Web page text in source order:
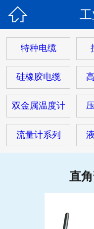

特种电缆
硅橡胶电缆
双金属温度计
流量计系列
直